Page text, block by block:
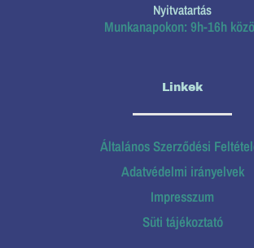
Nyitvatartás
Munkanapokon: 9h-16h
Linkek
Általános Szerződési
Adatvédelmi irányelvek
Impresszum
Süti tájékoztató